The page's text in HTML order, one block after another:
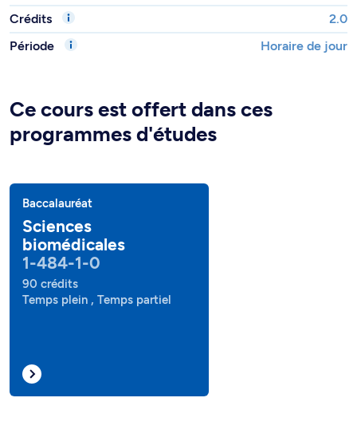
Crédits
2.0
Période
Horaire de jour
Ce cours est offert dans ces
programmes d'études
Baccalauréat
Sciences
biomédicales
1-484-1-0
90 crédits
Temps plein , Temps partiel